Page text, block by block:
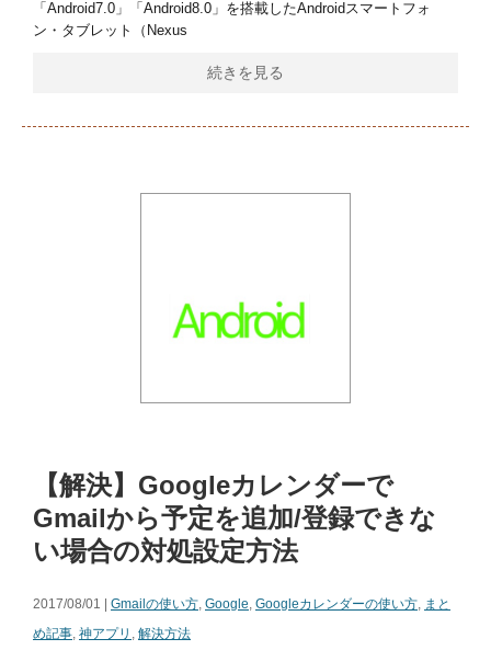
「Android7.0」「Android8.0」を搭載したAndroidスマートフォ
ン・タブレット（Nexus
続きを見る
【解決】Googleカレンダーで
Gmailから予定を追加/登録できな
い場合の対処設定方法
2017/08/01 | Gmailの使い方, Google, Googleカレンダーの使い方, まと
め記事, 神アプリ , 解決方法